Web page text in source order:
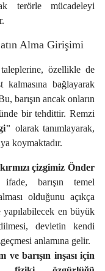
terörle mücadeleyi
Alma Girişimi
özellikle de
kalmasına bağlayarak
barışın ancak onların
bir tehdittir. Remzi
olarak tanımlayarak,
koymaktadır.
çizgimiz Önder
barışın temel
olduğunu açıkça
en büyük
devletin kendi
anlamına gelir.
barışın inşası için